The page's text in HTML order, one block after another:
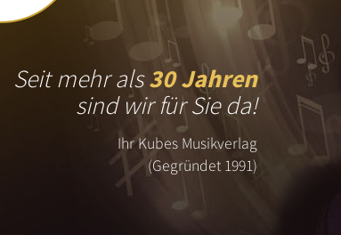
Seit mehr als30 Jahren
sind wir für Sie da!
Ihr Kubes Musikverlag
(Gegründet 1991)